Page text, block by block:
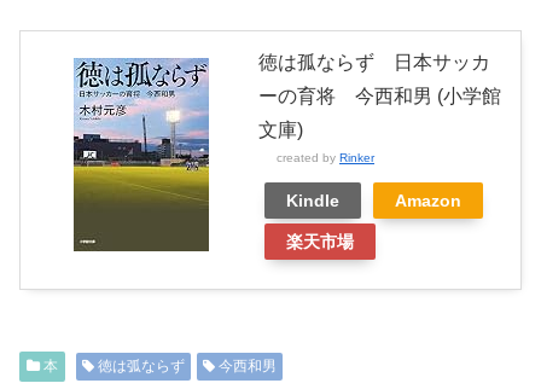
徳は孤ならず 日本サッカ
ーの育将 今西和男 (小学館
文庫)
created by Rinker
Kindle Amazon
楽天市場
本 徳は弧ならず 今西和男